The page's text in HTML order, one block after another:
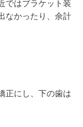
ではブラケット装
なかったり、余計
正にし、下の歯は